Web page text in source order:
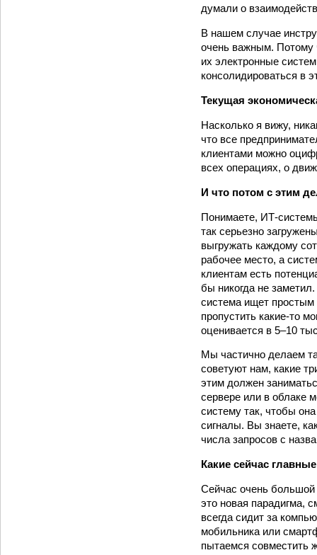
думали о
В нашем случае
очень важным. Потому
их электронные
консолидироваться в
Текущая
Насколько я вижу,
что все
клиентами можно
всех операциях, о
И что потом с этим
Понимаете, ИТ-­
так серьезно
выгружать каждому
рабочее место, а
клиентам есть
бы никогда не
система ищет простым
пропустить какие-­то
оценивается в 5–10
Мы частично делаем
советуют нам, какие
этим должен
сервере или в облаке
систему так, чтобы
сигналы. Вы знаете,
числа запросов с
Какие сейчас
Сейчас очень
это новая парадигма,
всегда сидит за
мобильника или
пытаемся совместить